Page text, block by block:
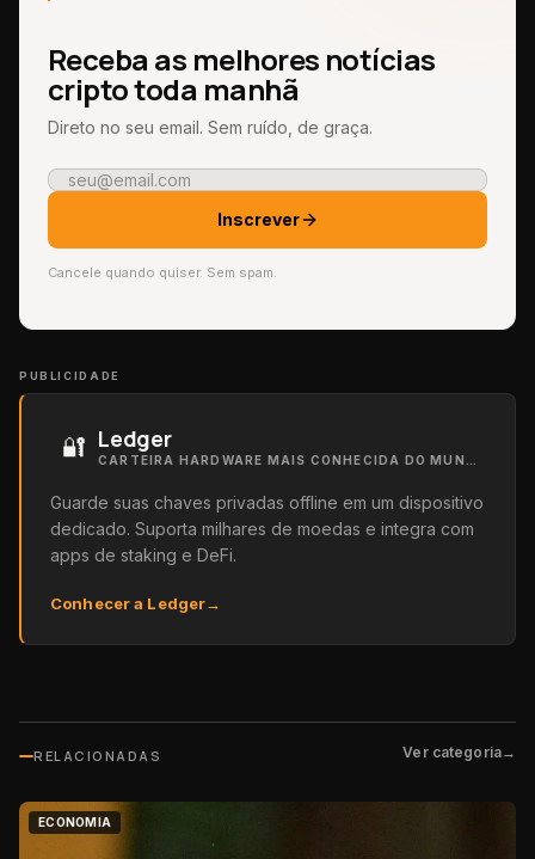
Receba as melhores notícias
cripto toda manhã
Direto no seu email. Sem ruído, de graça.
Inscrever
Cancele quando quiser. Sem spam.
PUBLICIDADE
🔐 Ledger
Guarde suas chaves privadas offline em um dispositivo
dedicado. Suporta milhares de moedas e integra com
apps de staking e DeFi.
Conhecer a Ledger→
RELACIONADAS Ver categoria→
ECONOMIA